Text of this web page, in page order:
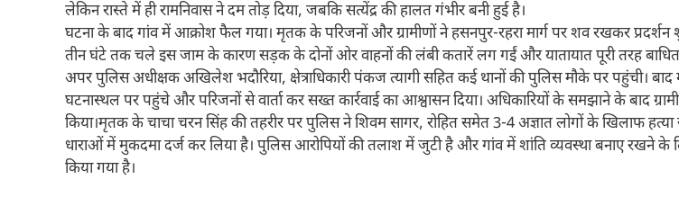
लेकिन रास्ते में ही रामनिवास ने दम तोड़ दिया, जबकि सत्येंद्र की हालत गंभीर बनी हुई है।
घटना के बाद गांव में आक्रोश फैल गया। मृतक के परिजनों और ग्रामीणों ने हसनपुर-रहरा मार्ग पर शव रखकर प्रदर्शन
तीन घंटे तक चले इस जाम के कारण सड़क के दोनों ओर वाहनों की लंबी कतारें लग गईं और यातायात पूरी तरह बाधित
अपर पुलिस अधीक्षक अखिलेश भदौरिया, क्षेत्राधिकारी पंकज त्यागी सहित कई थानों की पुलिस मौके पर पहुंची।
घटनास्थल पर पहुंचे और परिजनों से वार्ता कर सख्त कार्रवाई का आश्वासन दिया। अधिकारियों के समझाने के बाद
किया।मृतक के चाचा चरन सिंह की तहरीर पर पुलिस ने शिवम सागर, रोहित समेत 3-4 अज्ञात लोगों के खिलाफ
धाराओं में मुकदमा दर्ज कर लिया है। पुलिस आरोपियों की तलाश में जुटी है और गांव में शांति व्यवस्था बनाए रखने
किया गया है।